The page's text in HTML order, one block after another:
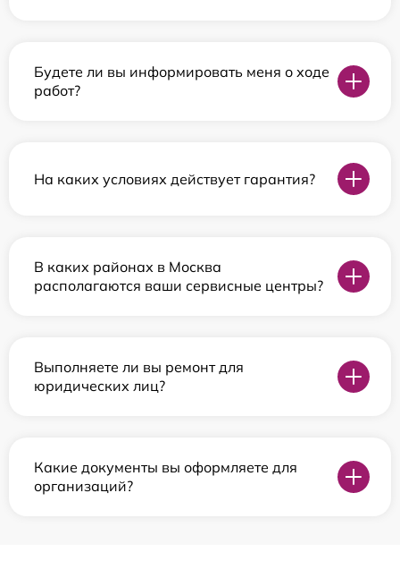
Будете ли вы информировать меня о ходе
работ?
На каких условиях действует гарантия?
В каких районах в Москва
располагаются ваши сервисные центры?
Выполняете ли вы ремонт для
юридических лиц?
Какие документы вы оформляете для
организаций?